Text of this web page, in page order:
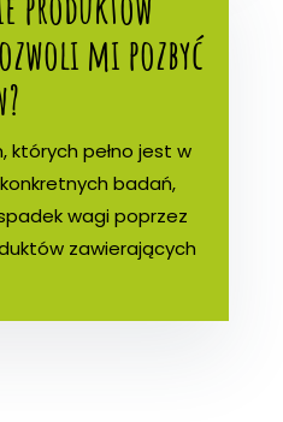
mi pozbyć
których pełno jest w
badań,
wagi poprzez
zawierających